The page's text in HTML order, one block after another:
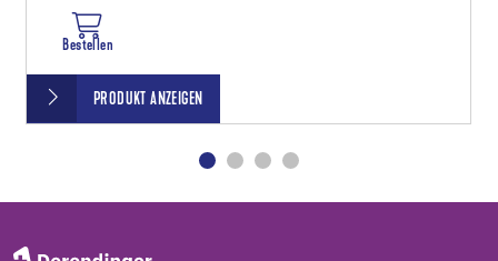
Bestellen
PRODUKT ANZEIGEN